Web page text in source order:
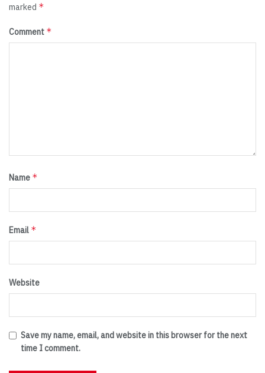
marked *
Comment *
Name *
Email *
Website
Save my name, email, and website in this browser for the next
time I comment.